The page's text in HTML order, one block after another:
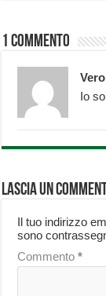
1 Commento
Io
Lascia un
Il tuo indirizzo
sono
Commento*